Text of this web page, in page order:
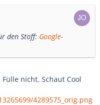
den Stoff: Google-
nicht. Schaut Cool
4289575_orig.png